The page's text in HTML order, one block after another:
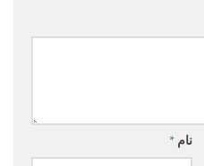
نام *